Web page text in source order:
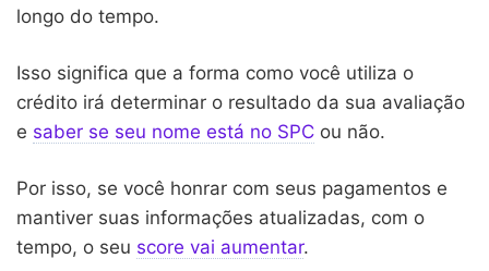
longo do tempo.
Isso significa que a forma como você utiliza o
crédito irá determinar o resultado da sua avaliação
e saber se seu nome está no SPC ou não.
Por isso, se você honrar com seus pagamentos e
mantiver suas informações atualizadas, com o
tempo, o seu score vai aumentar.